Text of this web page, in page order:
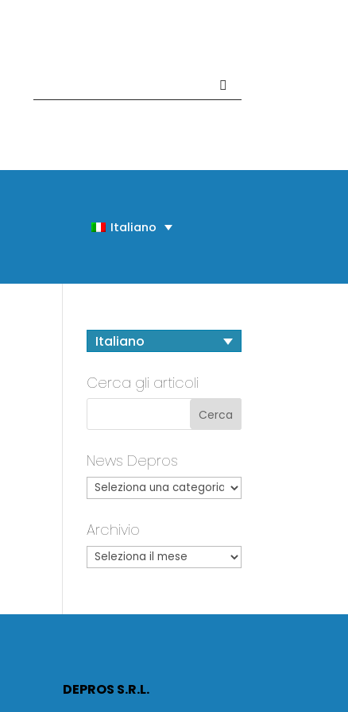
Italiano
Italiano
Cerca gli articoli
News Depros
Archivio
DEPROS S.R.L.